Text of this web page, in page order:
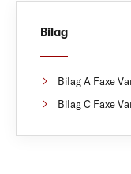
Bilag
Bilag A Faxe
Bilag C Faxe